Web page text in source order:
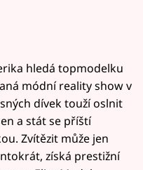
hledá topmodelku
módní reality show v
dívek touží oslnit
a stát se příští
Zvítězit může jen
získá prestižní